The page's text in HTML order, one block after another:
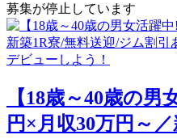
募集が停止しています
【18歳～40歳の
円×月収30万円～